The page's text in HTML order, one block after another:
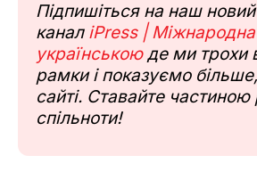
Підпишіться на наш
канал iPress |
українськоюде ми трохи
рамки і показуємо
сайті. Ставайте частиною
спільноти!